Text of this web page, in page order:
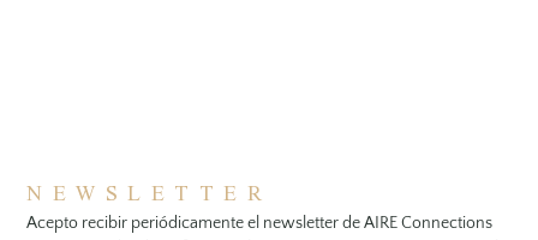
NEWSLETTER
Acepto recibir periódicamente el newsletter de AIRE Connections